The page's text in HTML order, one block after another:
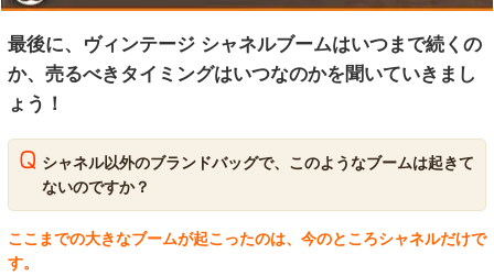
最後に、ヴィンテージ シャネルブームはいつまで続くの
か、売るべきタイミングはいつなのかを聞いていきまし
ょう！
シャネル以外のブランドバッグで、このようなブームは起きて
ないのですか？
ここまでの大きなブームが起こったのは、今のところシャネルだけで
す。